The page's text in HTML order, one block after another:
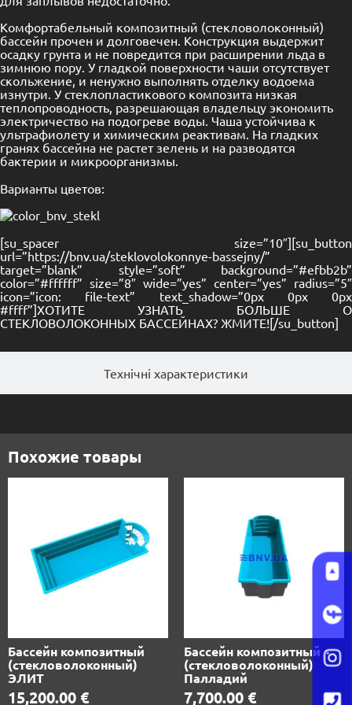
Технічні характеристики
Комфортабельный композитный (стекловолоконный)
бассейн прочен и долговечен. Конструкция выдержит
осадку грунта и не повредится при расширении льда в
зимнюю пору. У гладкой поверхности чаши отсутствует
скольжение, и ненужно выполнять отделку водоема
изнутри. У стеклопластикового композита низкая
теплопроводность, разрешающая владельцу экономить
электричество на подогреве воды. Чаша устойчива к
ультрафиолету и химическим реактивам. На гладких
гранях бассейна не растет зелень и на разводятся
бактерии и микроорганизмы.
Варианты цветов:
[su_spacer size=”10″][su_button
url=”https://bnv.ua/steklovolokonnye-bassejny/”
target=”blank” style=”soft” background=”#efbb2b”
color=”#ffffff” size=”8″ wide=”yes” center=”yes” radius=”5″
icon=”icon: file-text” text_shadow=”0px 0px 0px
#ffff”]ХОТИТЕ УЗНАТЬ БОЛЬШЕ О
СТЕКЛОВОЛОКОННЫХ БАССЕЙНАХ? ЖМИТЕ![/su_button]
Похожие товары
Бассейн композитный
(стекловолоконный)
ЭЛИТ
15,200.00 €
Бассейн композитный
(стекловолоконный)
Палладий
7,700.00 €